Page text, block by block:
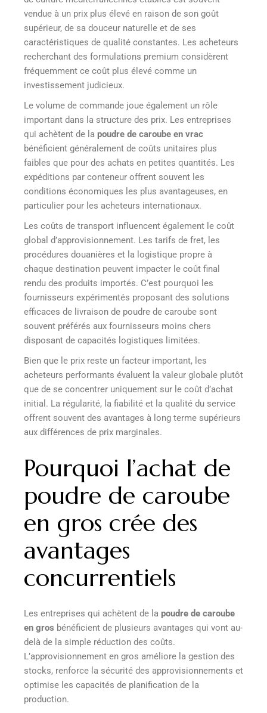
vendue à un prix plus élevé en raison de son goût
supérieur, de sa douceur naturelle et de ses
caractéristiques de qualité constantes. Les acheteurs
recherchant des formulations premium considèrent
fréquemment ce coût plus élevé comme un
investissement judicieux.
Le volume de commande joue également un rôle
important dans la structure des prix. Les entreprises
qui achètent de la poudre de caroube en vrac
bénéficient généralement de coûts unitaires plus
faibles que pour des achats en petites quantités. Les
expéditions par conteneur offrent souvent les
conditions économiques les plus avantageuses, en
particulier pour les acheteurs internationaux.
Les coûts de transport influencent également le coût
global d’approvisionnement. Les tarifs de fret, les
procédures douanières et la logistique propre à
chaque destination peuvent impacter le coût final
rendu des produits importés. C’est pourquoi les
fournisseurs expérimentés proposant des solutions
efficaces de livraison de poudre de caroube sont
souvent préférés aux fournisseurs moins chers
disposant de capacités logistiques limitées.
Bien que le prix reste un facteur important, les
acheteurs performants évaluent la valeur globale plutôt
que de se concentrer uniquement sur le coût d’achat
initial. La régularité, la fiabilité et la qualité du service
offrent souvent des avantages à long terme supérieurs
aux différences de prix marginales.
Pourquoi l’achat de
poudre de caroube
en gros crée des
avantages
concurrentiels
Les entreprises qui achètent de la poudre de caroube
en gros bénéficient de plusieurs avantages qui vont au-
delà de la simple réduction des coûts.
L’approvisionnement en gros améliore la gestion des
stocks, renforce la sécurité des approvisionnements et
optimise les capacités de planification de la
production.